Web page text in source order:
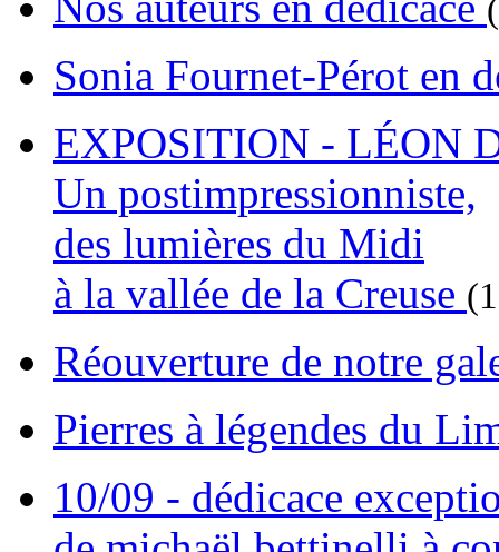
Sonia Fournet-Pérot en
EXPOSITION - LÉON
Un postimpressionniste,
des lumières du Midi
à la vallée de la Creuse
Réouverture de notre
Pierres à légendes du
10/09 - dédicace